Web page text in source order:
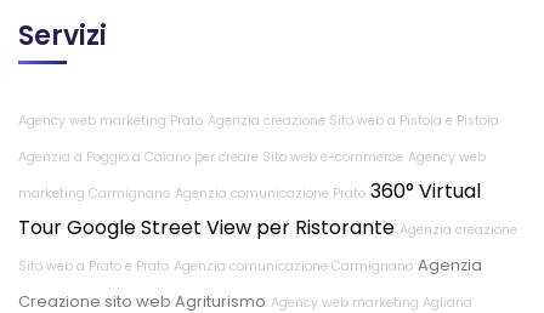
Servizi
Agency web marketing Prato Agenzia creazione Sito web a Pistoia e Pistoia
Agenzia a Poggio a Caiano per creare Sito web e-commerce Agency web
marketing Carmignano Agenzia comunicazione Prato 360° Virtual
Tour Google Street View per Ristorante Agenzia creazione
Sito web a Prato e Prato Agenzia comunicazione Carmignano Agenzia
Creazione sito web Agriturismo Agency web marketing Agliana